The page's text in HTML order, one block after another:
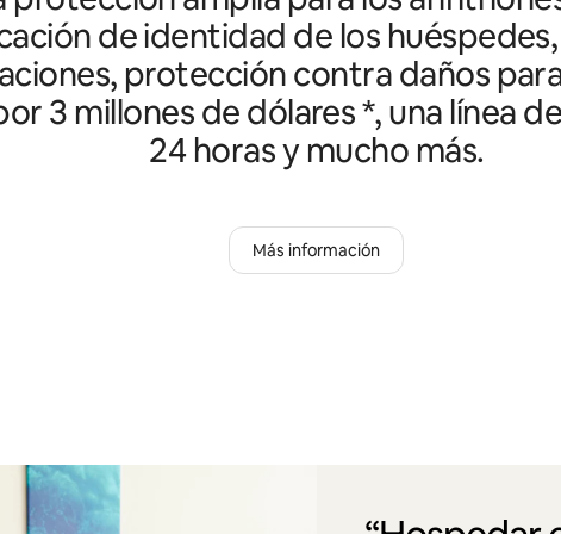
de identidad de los huéspedes,
protección contra daños
3 millones de dólares *, una línea
24 horas y mucho más.
Más información